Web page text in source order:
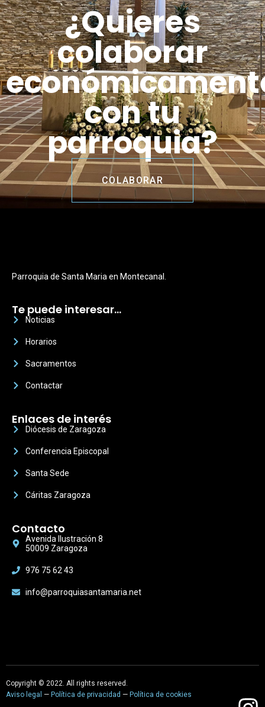
¿Quieres
colaborar
con tu
parroquia?
COLABORAR
Parroquia de Santa Maria en Montecanal.
Te puede interesar…
Noticias
Horarios
Sacramentos
Contactar
Enlaces de interés
Diócesis de Zaragoza
Conferencia Episcopal
Santa Sede
Cáritas Zaragoza
Contacto
Avenida Ilustración 8
50009 Zaragoza
976 75 62 43
info@parroquiasantamaria.net
Copyright © 2022. All rights reserved.
Aviso legal — Política de privacidad — Política de cookies